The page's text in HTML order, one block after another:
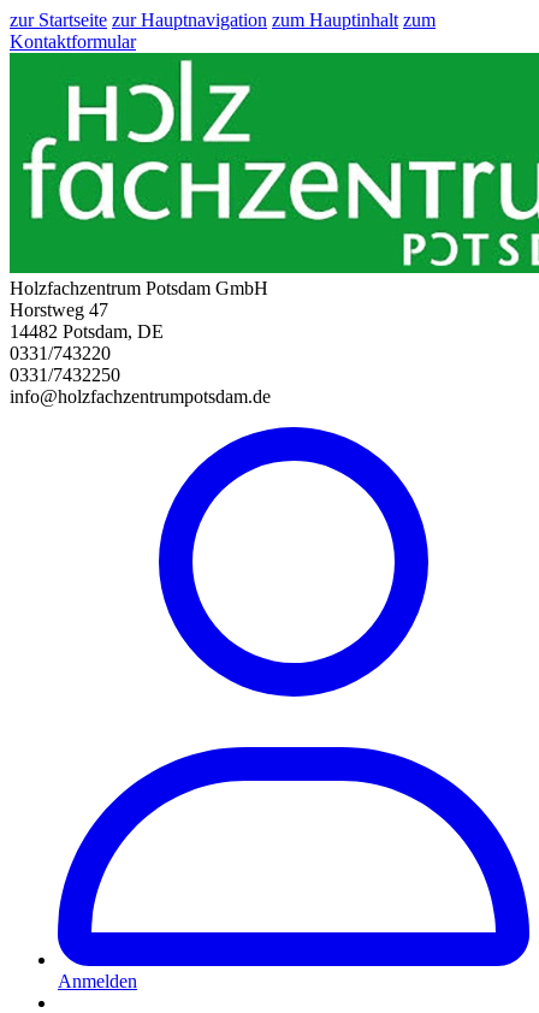
zur Startseite zur Hauptnavigation zum Hauptinhalt zum
Kontaktformular
Holzfachzentrum Potsdam GmbH
Horstweg 47
14482 Potsdam, DE
0331/743220
0331/7432250
info@holzfachzentrumpotsdam.de
Anmelden